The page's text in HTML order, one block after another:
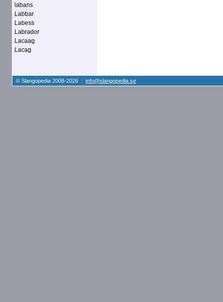
labans
Labbar
Labess
Labrador
Lacaag
Lacag
© Slangopedia 2008-2026 : info@slangopedia.se